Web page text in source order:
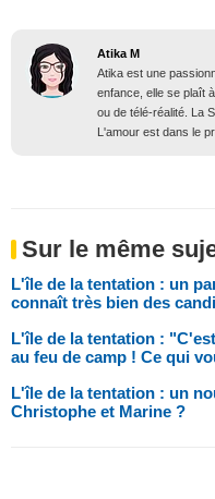
Atika M
Atika est une
enfance, elle se plaît
ou de télé-réalité. La
L'amour est dans le
Sur le même
L'île de la tentation : un
connaît très bien des
L'île de la tentation :
au feu de camp ! Ce qui
L'île de la tentation : un
Christophe et Marine ?